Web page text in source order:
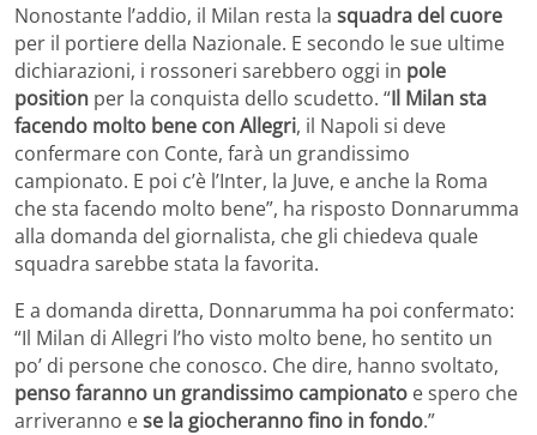
Nonostante l’addio, il Milan resta la squadra del cuore
per il portiere della Nazionale. E secondo le sue ultime
dichiarazioni, i rossoneri sarebbero oggi in pole
position per la conquista dello scudetto. “Il Milan sta
facendo molto bene con Allegri, il Napoli si deve
confermare con Conte, farà un grandissimo
campionato. E poi c’è l’Inter, la Juve, e anche la Roma
che sta facendo molto bene”, ha risposto Donnarumma
alla domanda del giornalista, che gli chiedeva quale
squadra sarebbe stata la favorita.
E a domanda diretta, Donnarumma ha poi confermato:
“Il Milan di Allegri l’ho visto molto bene, ho sentito un
po’ di persone che conosco. Che dire, hanno svoltato,
penso faranno un grandissimo campionato e spero che
arriveranno ese la giocheranno fino in fondo.”